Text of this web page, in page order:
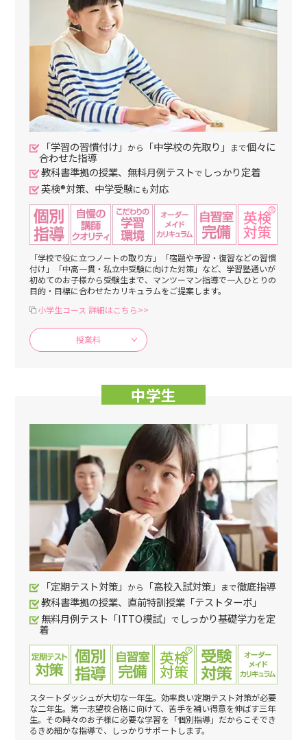
「学習の習慣付け」 から 「中学校の先取り」 まで個々に
合わせた指導
教科書準拠の授業、無料月例テストで しっかり定着
英検®対策、中学受験にも対応
「学校で役に立つノートの取り方」「宿題や予習・復習などの習慣
付け」「中高一貫・私立中受験に向けた対策」など、学習塾通いが
初めてのお子様から受験生まで、マンツーマン指導で一人ひとりの
目的・目標に合わせたカリキュラムをご提案します。
小学生コース 詳細はこちら>>
授業料
中学生
「定期テスト対策」 から 「高校入試対策」 まで徹底指導
教科書準拠の授業、直前特訓授業「テストターボ」
無料月例テスト「ITTO模試」 で しっかり基礎学力を定
着
スタートダッシュが大切な一年生。効率良い定期テスト対策が必要
な二年生。第一志望校合格に向けて、苦手を補い得意を伸ばす三年
生。その時々のお子様に必要な学習を「個別指導」だからこそでき
るきめ細かな指導で、しっかりサポートします。